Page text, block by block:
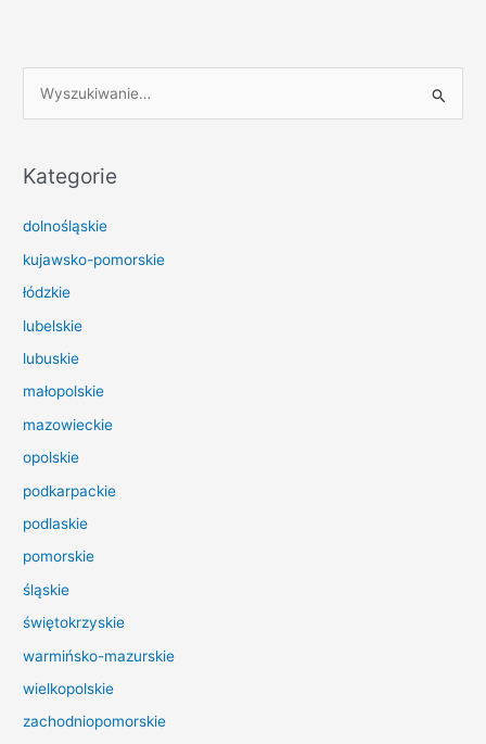
k
j
d
l
Kategorie
dolnośląskie
kujawsko-pomorskie
łódzkie
lubelskie
lubuskie
małopolskie
mazowieckie
opolskie
podkarpackie
podlaskie
pomorskie
śląskie
świętokrzyskie
warmińsko-mazurskie
wielkopolskie
zachodniopomorskie